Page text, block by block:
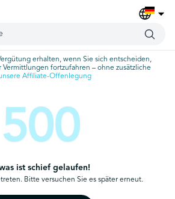
erhalten, wenn Sie sich entscheiden,
fortzufahren – ohne zusätzliche
Affiliate-Offenlegung
500
ist schief gelaufen!
Bitte versuchen Sie es später erneut.